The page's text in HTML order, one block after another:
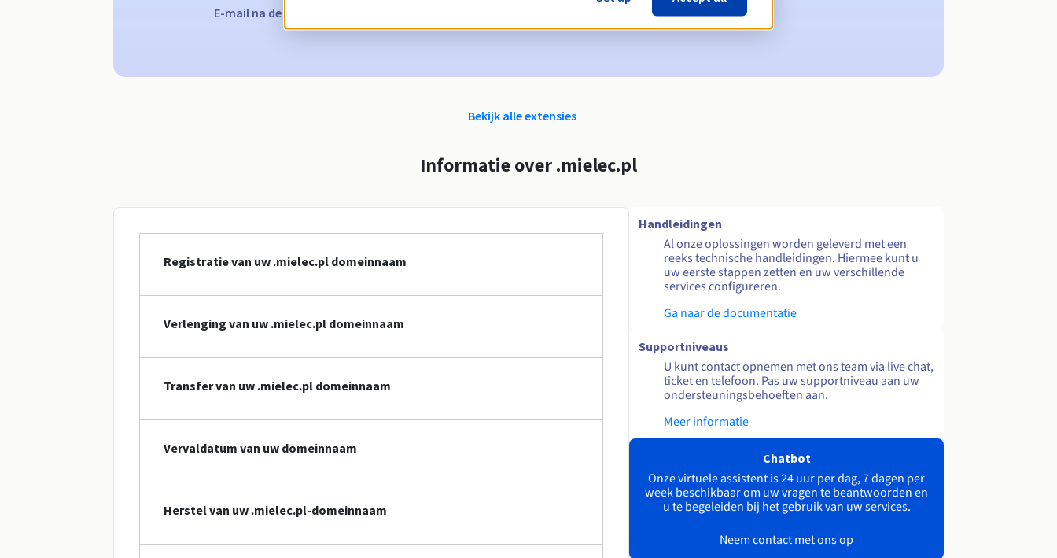
E-mail na de Redemption Grace Period om de verwijdering van de domeinnaam te melden
Bekijk alle extensies
Informatie over .mielec.pl
Registratie van uw .mielec.pl domeinnaam
Verlenging van uw .mielec.pl domeinnaam
Transfer van uw .mielec.pl domeinnaam
Vervaldatum van uw domeinnaam
Herstel van uw .mielec.pl-domeinnaam
Handleidingen
Al onze oplossingen worden geleverd met een
reeks technische handleidingen. Hiermee kunt u
uw eerste stappen zetten en uw verschillende
services configureren.
Ga naar de documentatie
Supportniveaus
U kunt contact opnemen met ons team via live chat,
ticket en telefoon. Pas uw supportniveau aan uw
ondersteuningsbehoeften aan.
Meer informatie
Chatbot
Onze virtuele assistent is 24 uur per dag, 7 dagen per
week beschikbaar om uw vragen te beantwoorden en
u te begeleiden bij het gebruik van uw services.
Neem contact met ons op